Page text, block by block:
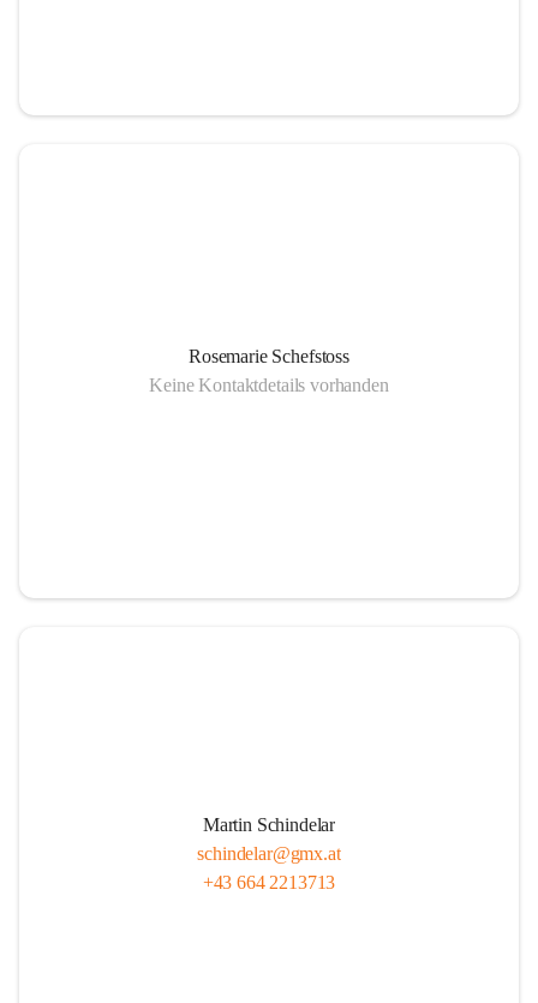
Rosemarie Schefstoss
Keine Kontaktdetails vorhanden
Martin Schindelar
schindelar@gmx.at
+43 664 2213713